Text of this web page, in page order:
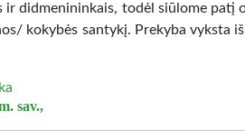
ir didmenininkais, todėl siūlome patį
kokybės santykį. Prekyba vyksta
sav.,